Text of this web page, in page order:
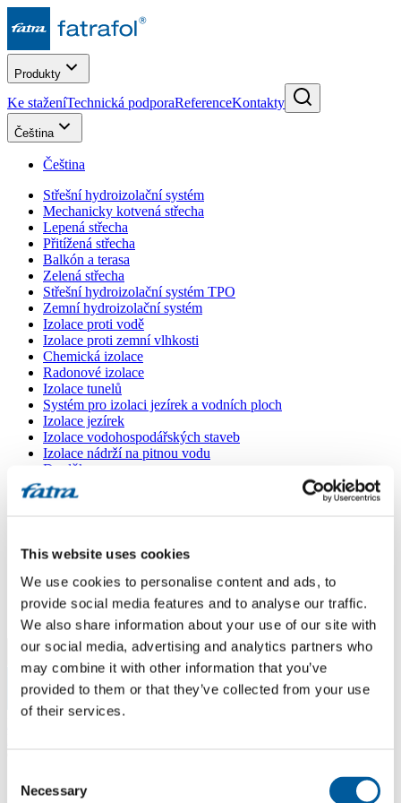
This website uses cookies
We use cookies to personalise content and ads, to
provide social media features and to analyse our traffic.
We also share information about your use of our site with
our social media, advertising and analytics partners who
may combine it with other information that you’ve
provided to them or that they’ve collected from your use
of their services.
Selection
Necessary
Produkty
Ke staženíTechnická podporaReferenceKontakty
Čeština
Čeština
Střešní hydroizolační systém
Mechanicky kotvená střecha
Lepená střecha
Přitížená střecha
Balkón a terasa
Zelená střecha
Střešní hydroizolační systém TPO
Zemní hydroizolační systém
Izolace proti vodě
Izolace proti zemní vlhkosti
Chemická izolace
Radonové izolace
Izolace tunelů
Systém pro izolaci jezírek a vodních ploch
Izolace jezírek
Izolace vodohospodářských staveb
Izolace nádrží na pitnou vodu
Doplňky
Kašírované plechy FATRANYL
Profil FATRAFAST s výztuží
Parozábrana a tepelná izolace
Lepidla
Ostatní doplňky
Ošetření PVC fólie